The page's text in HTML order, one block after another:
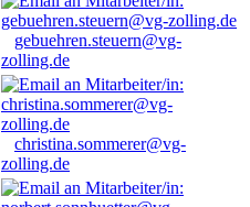
gebuehren.steuern@vg-
zolling.de
christina.sommerer@vg-
zolling.de